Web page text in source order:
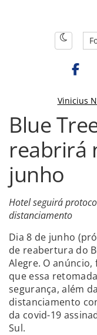
Vinicius
Blue
reabrirá
junho
Hotel seguirá
distanciamento
Dia 8 de junho
de reabertura do
Alegre. O
que essa
segurança, além
distanciamento
da covid-19
Sul.